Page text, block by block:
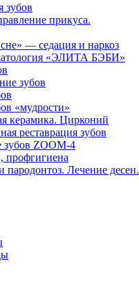
зубов
прикуса.
— седация и наркоз
«ЭЛИТА БЭБИ»
зубов
«мудрости»
керамика. Цирконий
реставрация зубов
зубов ZOOM-4
профгигиена
пародонтоз. Лечение десен.